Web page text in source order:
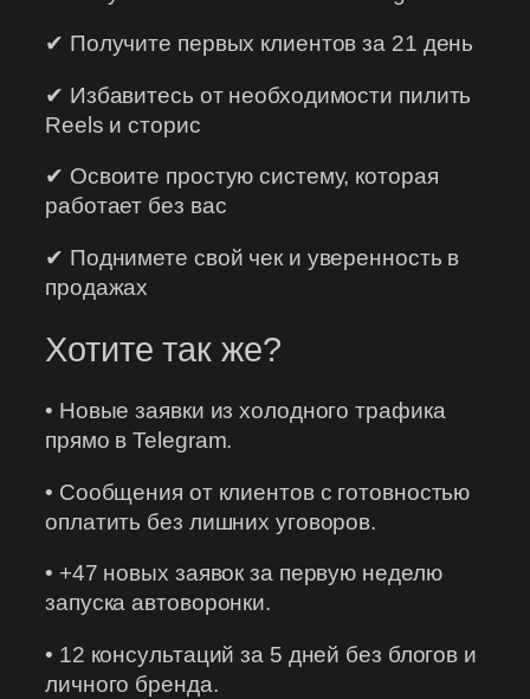
✔ Получите первых клиентов за 21 день
✔ Избавитесь от необходимости пилить
Reels и сторис
✔ Освоите простую систему, которая
работает без вас
✔ Поднимете свой чек и уверенность в
продажах
Хотите так же?
• Новые заявки из холодного трафика
прямо в Telegram.
• Сообщения от клиентов с готовностью
оплатить без лишних уговоров.
• +47 новых заявок за первую неделю
запуска автоворонки.
• 12 консультаций за 5 дней без блогов и
личного бренда.